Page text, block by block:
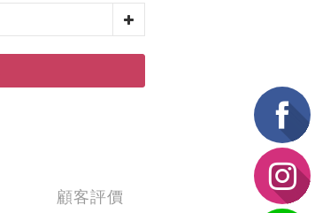
顧客評價